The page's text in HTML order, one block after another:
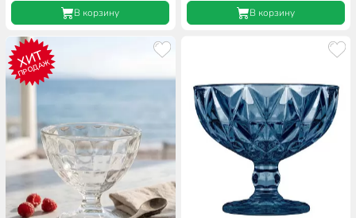
В корзину В корзину
ХИТ
ПРОДАЖ